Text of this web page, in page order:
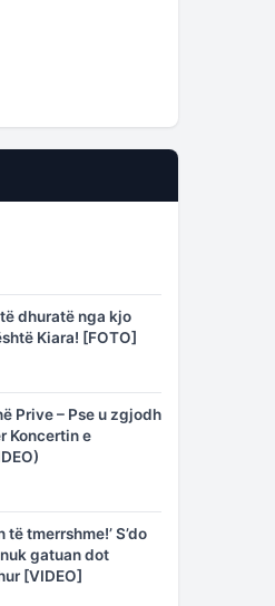
dhuratë nga kjo
Kiara! [FOTO]
Prive – Pse u zgjodh
Koncertin e
tmerrshme!’ S’do
gatuan dot
[VIDEO]